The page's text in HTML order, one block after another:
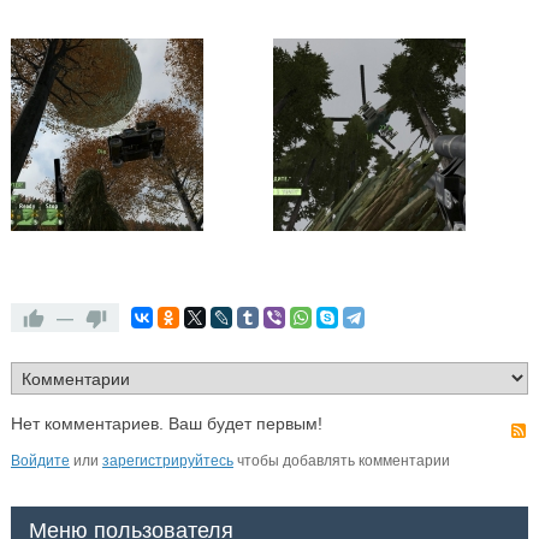
—
Нет комментариев. Ваш будет первым!
Войдите или зарегистрируйтесьчтобы добавлять комментарии
Меню пользователя